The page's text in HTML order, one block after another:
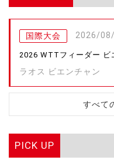
国際大会 2026/
2026 WTTフィーダー ビ
ラオス ビエンチャン
すべて
PICK UP